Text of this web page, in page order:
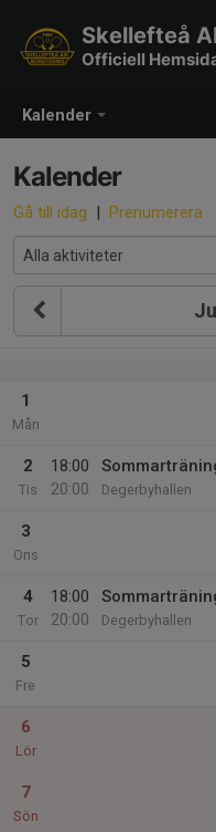
Kalender
Skellefteå
Officiell
Kalender
Gå till idag | Prenumerera
1
Mån
2
Tis
18:00
20:00
Degerbyhallen
3
Ons
4
Tor
18:00
20:00
Degerbyhallen
5
Fre
6
Lör
7
Sön